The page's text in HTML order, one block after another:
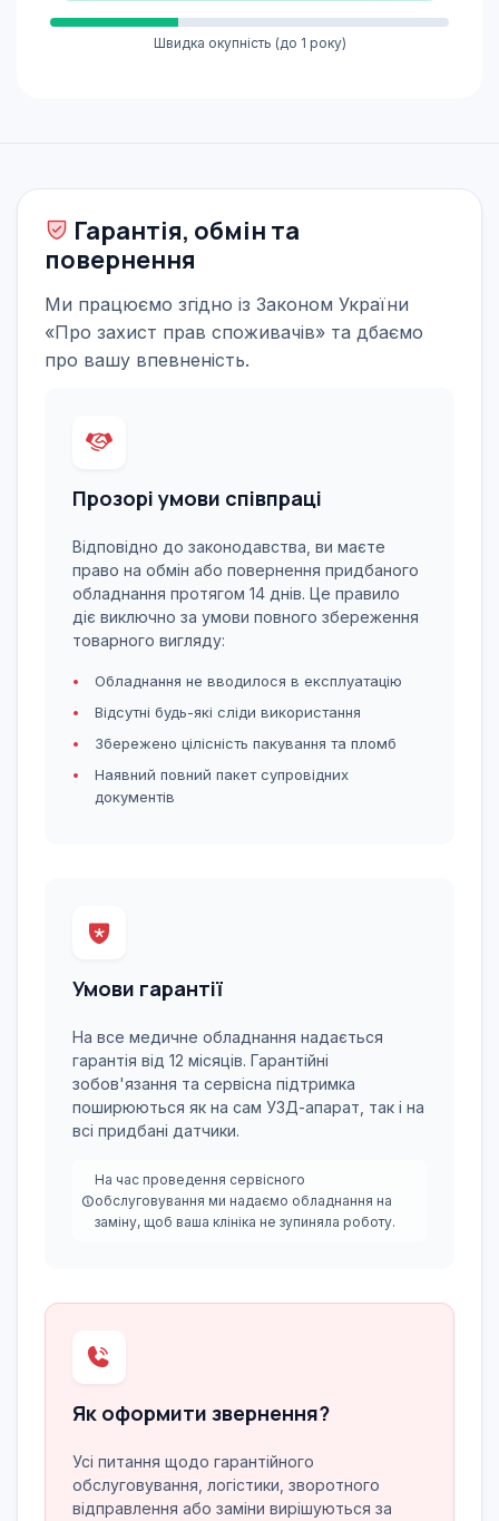
Швидка окупність (до 1 року)
Гарантія, обмін та
повернення
Ми працюємо згідно із Законом України
«Про захист прав споживачів» та дбаємо
про вашу впевненість.
Прозорі умови співпраці
Відповідно до законодавства, ви маєте
право на обмін або повернення придбаного
обладнання протягом 14 днів. Це правило
діє виключно за умови повного збереження
товарного вигляду:
Обладнання не вводилося в експлуатацію
Відсутні будь-які сліди використання
Збережено цілісність пакування та пломб
Наявний повний пакет супровідних
документів
Умови гарантії
На все медичне обладнання надається
гарантія від 12 місяців. Гарантійні
зобов'язання та сервісна підтримка
поширюються як на сам УЗД-апарат, так і на
всі придбані датчики.
На час проведення сервісного
обслуговування ми надаємо обладнання на
заміну, щоб ваша клініка не зупиняла роботу.
Як оформити звернення?
Усі питання щодо гарантійного
обслуговування, логістики, зворотного
відправлення або заміни вирішуються за